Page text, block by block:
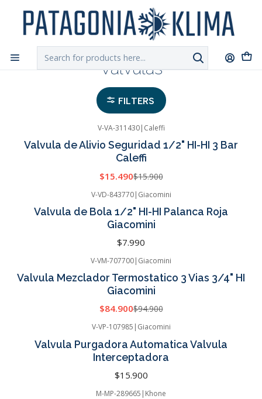
Chilexpress
Home Valvulas
Valvulas
FILTERS
-3% OFF
V-VA-311430| Caleffi
Valvula de Alivio Seguridad 1/2" HI-HI 3 Bar
Caleffi
$15.490$15.900
V-VD-843770| Giacomini
Valvula de Bola 1/2" HI-HI Palanca Roja
Giacomini
$7.990
-11% OFF
V-VM-707700| Giacomini
Valvula Mezclador Termostatico 3 Vias 3/4" HI
Giacomini
$84.900$94.900
V-VP-107985 | Giacomini
Valvula Purgadora Automatica Valvula
Interceptadora
$15.900
M-MP-289665 | Khone